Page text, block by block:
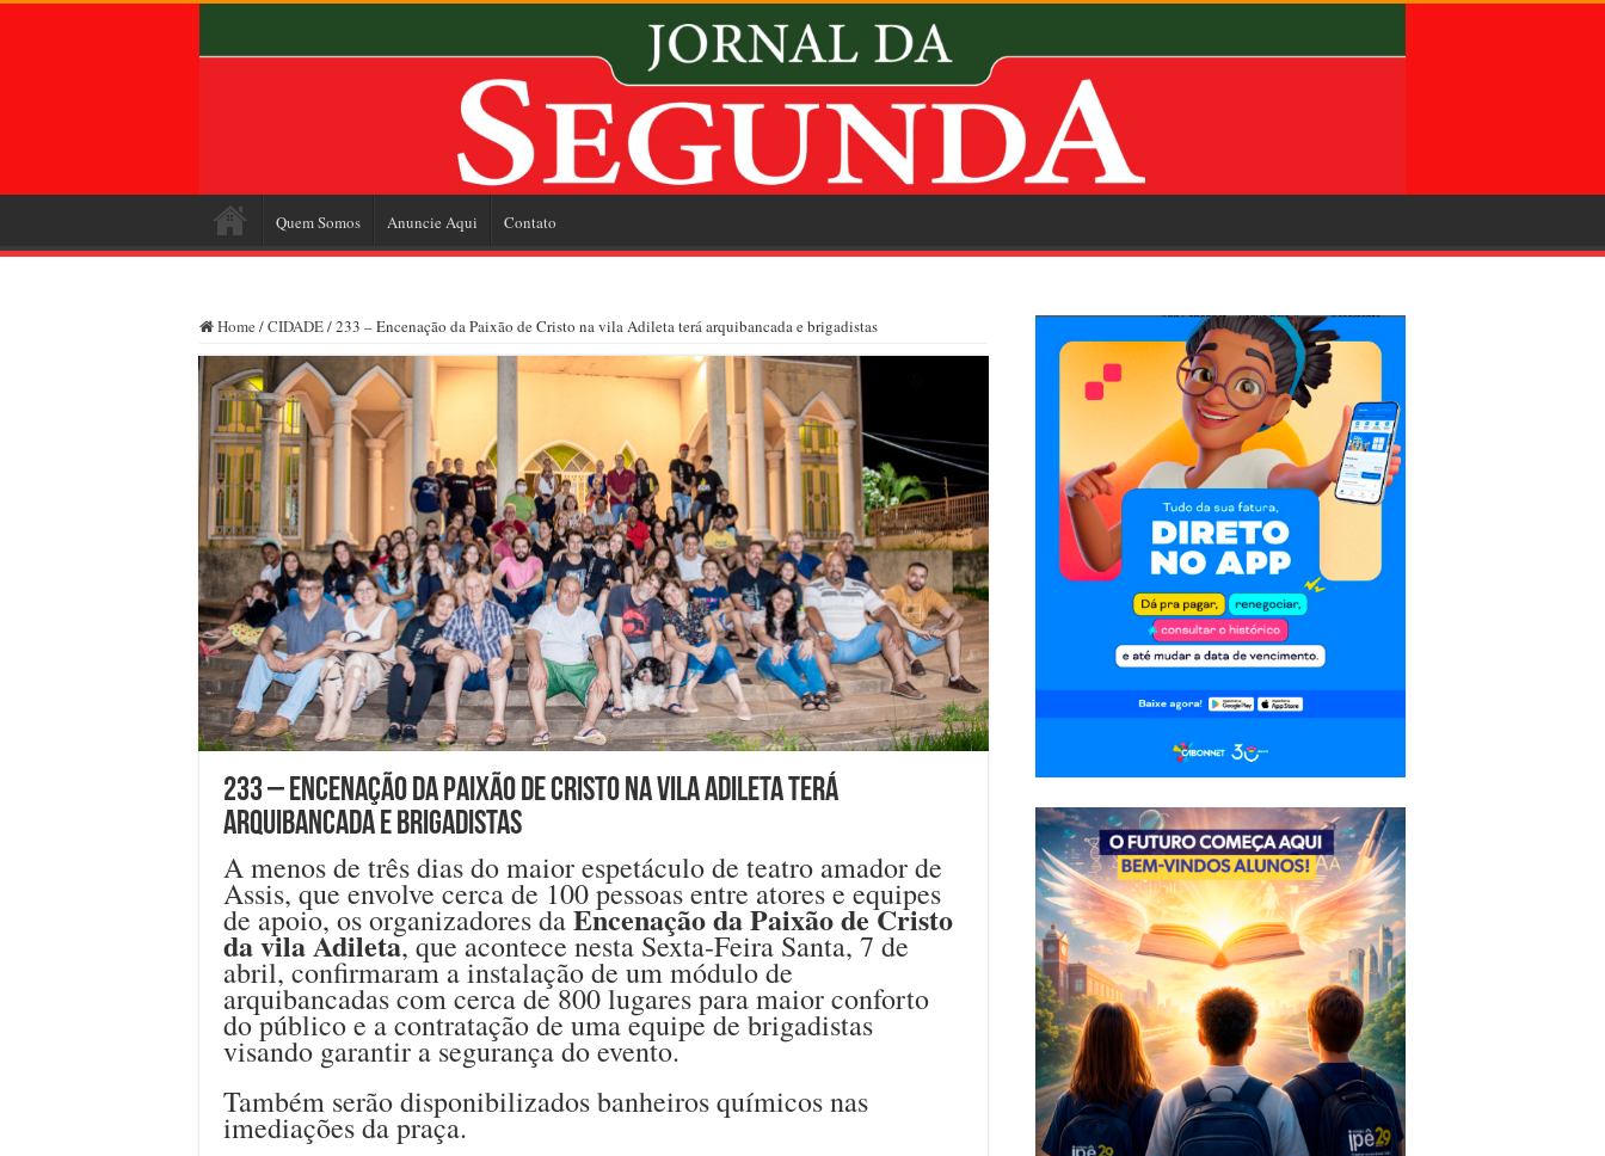
Quem Somos Anuncie Aqui Contato
Home /CIDADE/233 – Encenação da Paixão de Cristo na vila Adileta terá arquibancada e brigadistas
233 – Encenação da Paixão de Cristo na vila Adileta terá
arquibancada e brigadistas
A menos de três dias do maior espetáculo de teatro amador de
Assis, que envolve cerca de 100 pessoas entre atores e equipes
de apoio, os organizadores daEncenação da Paixão de Cristo
da vila Adileta, que acontece nesta Sexta-Feira Santa, 7 de
abril, confirmaram a instalação de um módulo de
arquibancadas com cerca de 800 lugares para maior conforto
do público e a contratação de uma equipe de brigadistas
visando garantir a segurança do evento.
Também serão disponibilizados banheiros químicos nas
imediações da praça.